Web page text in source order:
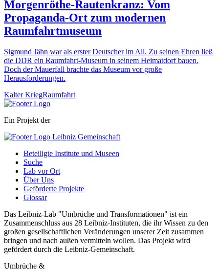
Morgenröthe-Rautenkranz: Vom
Propaganda-Ort zum modernen
Raumfahrtmuseum
Sigmund Jähn war als erster Deutscher im All. Zu seinen Ehren ließ
die DDR ein Raumfahrt-Museum in seinem Heimatdorf bauen.
Doch der Mauerfall brachte das Museum vor große
Herausforderungen.
Kalter KriegRaumfahrt
Ein Projekt der
Beteiligte Institute und Museen
Suche
Lab vor Ort
Über Uns
Geförderte Projekte
Glossar
Das Leibniz-Lab "Umbrüche und Transformationen" ist ein
Zusammenschluss aus 28 Leibniz-Instituten, die ihr Wissen zu den
großen gesellschaftlichen Veränderungen unserer Zeit zusammen
bringen und nach außen vermitteln wollen. Das Projekt wird
gefördert durch die Leibniz-Gemeinschaft.
Umbrüche &